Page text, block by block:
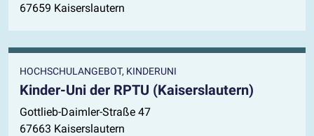
67659 Kaiserslautern
HOCHSCHULANGEBOT, KINDERUNI
Kinder-Uni der RPTU (Kaiserslautern)
Gottlieb-Daimler-Straße 47
67663 Kaiserslautern